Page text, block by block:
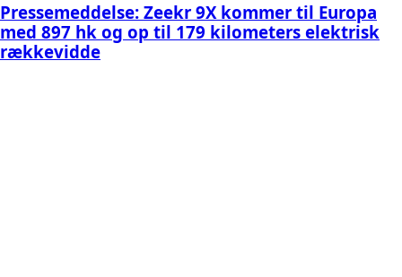
Pressemeddelse: Zeekr 9X kommer til Europa
med 897 hk og op til 179 kilometers elektrisk
rækkevidde